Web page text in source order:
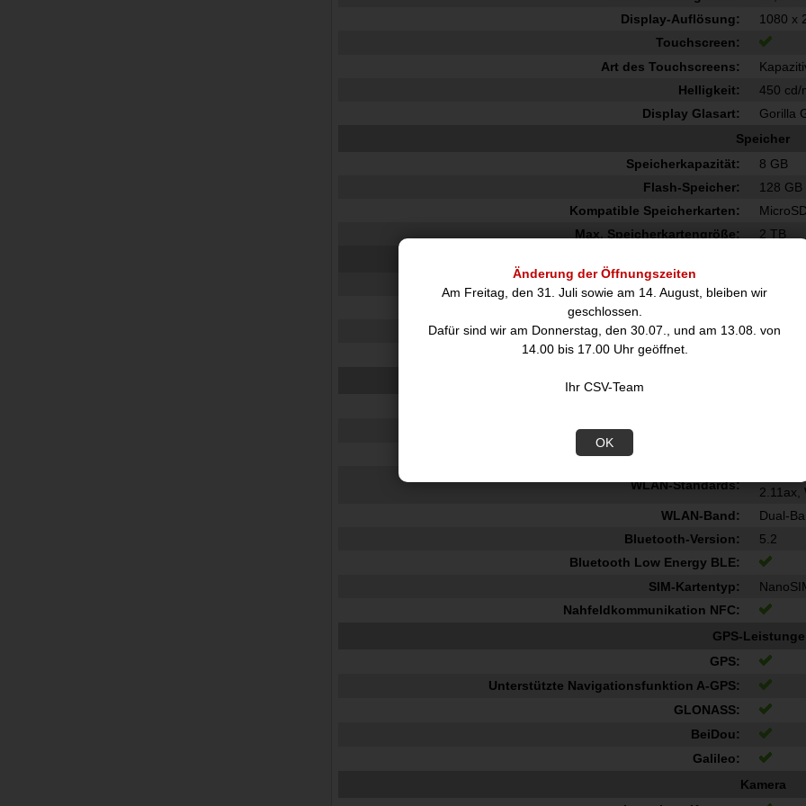
Änderung der Öffnungszeiten
Am Freitag, den 31. Juli sowie am 14. August, bleiben wir
geschlossen.
Dafür sind wir am Donnerstag, den 30.07., und am 13.08. von
14.00 bis 17.00 Uhr geöffnet.
Ihr CSV-Team
OK
Display-Auflösung:
1080 x
Touchscreen:
Art des Touchscreens:
Helligkeit:
450 cd/
Display Glasart:
Gorilla
Speicher
Speicherkapazität:
8 GB
Flash-Speicher:
128 GB
Kompatible Speicherkarten:
Max. Speicherkartengröße:
2 TB
Prozessor-Taktfrequenz:
2,1 GHz
Prozessorfamilie:
Prozessorhersteller:
Eingebauter Prozessor:
3G,
WLAN-Standards:
2.11ax,
WLAN-Band:
Dual-
Bluetooth-Version:
5.2
Bluetooth Low Energy BLE:
SIM-Kartentyp:
Nahfeldkommunikation NFC:
GPS-
GPS:
Unterstützte Navigationsfunktion A-GPS:
GLONASS:
BeiDou:
Galileo:
Kamera